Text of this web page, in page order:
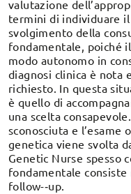
valutazione
termini di individuare
svolgimento della
fondamentale, poiché
modo autonomo in
diagnosi clinica è nota
richiesto. In questa
è quello di
una scelta
sconosciuta e l’esame
genetica viene svolta
Genetic Nurse spesso
fondamentale
follow-‐up.